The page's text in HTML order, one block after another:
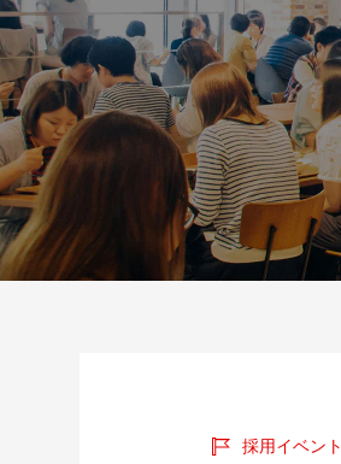
採用イベント